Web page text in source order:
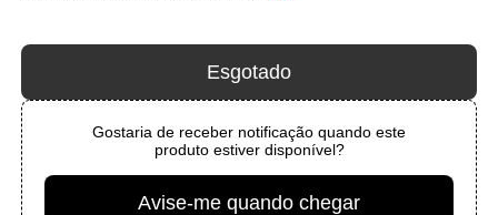
Esgotado
Gostaria de receber notificação quando este
produto estiver disponível?
Avise-me quando chegar